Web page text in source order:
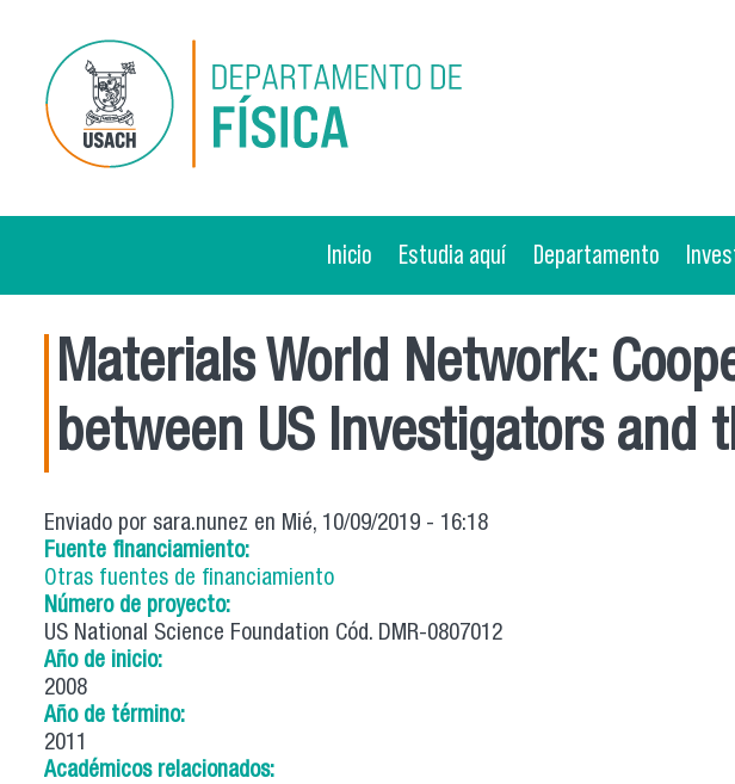
Inicio Estudia aquí Departamento
Materials World Network:
between US Investigators and
Enviado por sara.nunez en Mié, 10/09/2019 - 16:18
Fuente financiamiento:
Otras fuentes de financiamiento
Número de proyecto:
US National Science Foundation Cód. DMR-0807012
Año de inicio:
2008
Año de término:
2011
Académicos relacionados: